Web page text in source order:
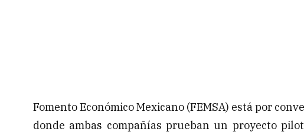
Fomento Económico Mexicano (FEMSA) está por
donde ambas compañías prueban un proyecto